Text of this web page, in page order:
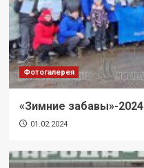
Фотогалерея
«Зимние забавы»-2024
01.02.2024